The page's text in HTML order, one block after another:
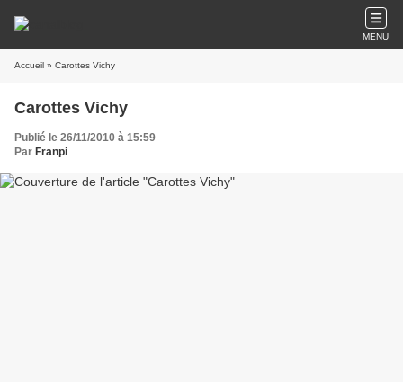
MENU
Accueil » Carottes Vichy
Carottes Vichy
Publié le 26/11/2010 à 15:59
Par Franpi